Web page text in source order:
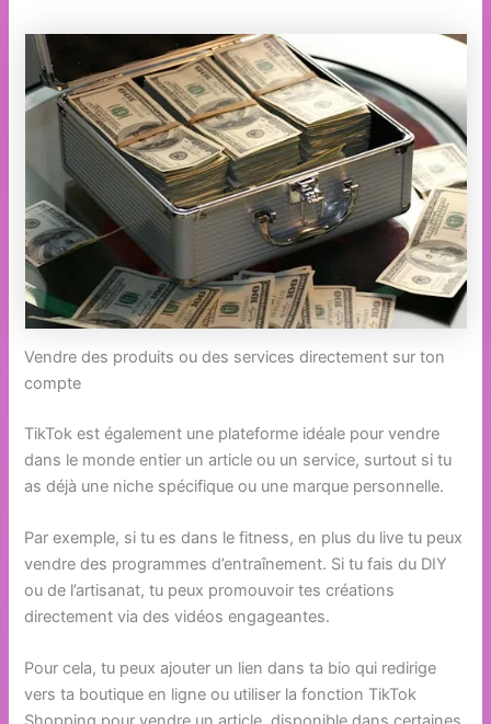
Vendre des produits ou des services directement sur ton
compte
TikTok est également une plateforme idéale pour vendre
dans le monde entier un article ou un service, surtout si tu
as déjà une niche spécifique ou une marque personnelle.
Par exemple, si tu es dans le fitness, en plus du live tu peux
vendre des programmes d’entraînement. Si tu fais du DIY
ou de l’artisanat, tu peux promouvoir tes créations
directement via des vidéos engageantes.
Pour cela, tu peux ajouter un lien dans ta bio qui redirige
vers ta boutique en ligne ou utiliser la fonction TikTok